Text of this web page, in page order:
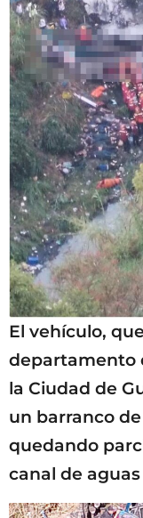
El vehículo,
departamento
la Ciudad de
un barranco
quedando
canal de